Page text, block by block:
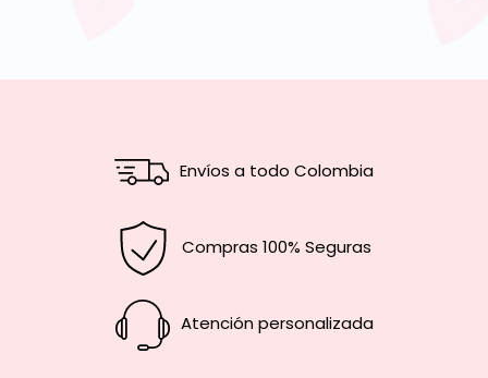
Envíos a todo Colombia
Compras 100% Seguras
Atención personalizada